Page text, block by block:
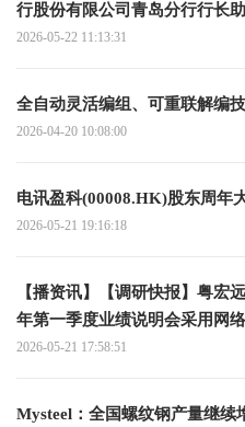
行股份有限公司青岛分行行长
2026-05-22 11:13:31
全自动灵活编组、可重联解编
2026-04-20 10:08:00
电讯盈科(00008.HK)股东周年
2026-05-21 19:16:18
【播资讯】【调研快报】粤宏
年第一季度业绩说明会采用网
调研
2026-05-21 17:58:51
Mysteel：全国螺纹钢产量继续